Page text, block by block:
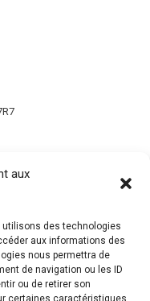
aux
utilisons des technologies
aux informations des
nous permettra de
de navigation ou les ID
ou de retirer son
certaines caractéristiques
nouvelle
une nouvelle
dans une
scolaire de la
(ce lien ouvre dans une nouvelle